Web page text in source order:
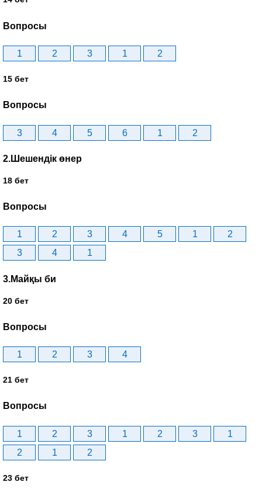
Вопросы
1 2 3 1 2
15 бет
Вопросы
3 4 5 6 1 2
2.Шешендік өнер
18 бет
Вопросы
1 2 3 4 5 1
2
3
4 1
3.Майқы би
20 бет
Вопросы
1 2 3 4
21 бет
Вопросы
1 2 3 1 2 3
1
2
1 2
23 бет